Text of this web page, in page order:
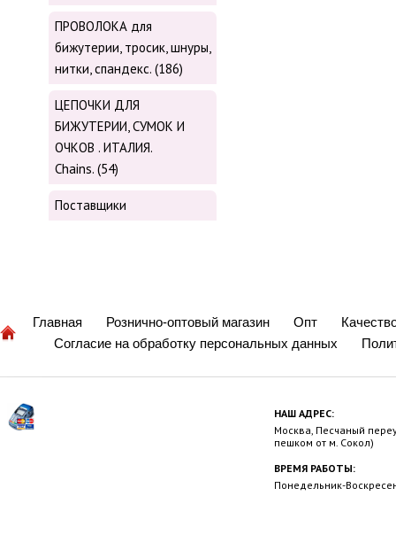
ПРОВОЛОКА для
бижутерии, тросик, шнуры,
нитки, cпандекс. (186)
ЦЕПОЧКИ ДЛЯ
БИЖУТЕРИИ, СУМОК И
ОЧКОВ . ИТАЛИЯ.
Chains. (54)
Поставщики
Главная Рознично-оптовый магазин Опт
Согласие на обработку персональных данных
НАШ АДРЕС:
Москва, Песчаный
пешком от м. Сокол)
ВРЕМЯ РАБОТЫ:
Понедельник-